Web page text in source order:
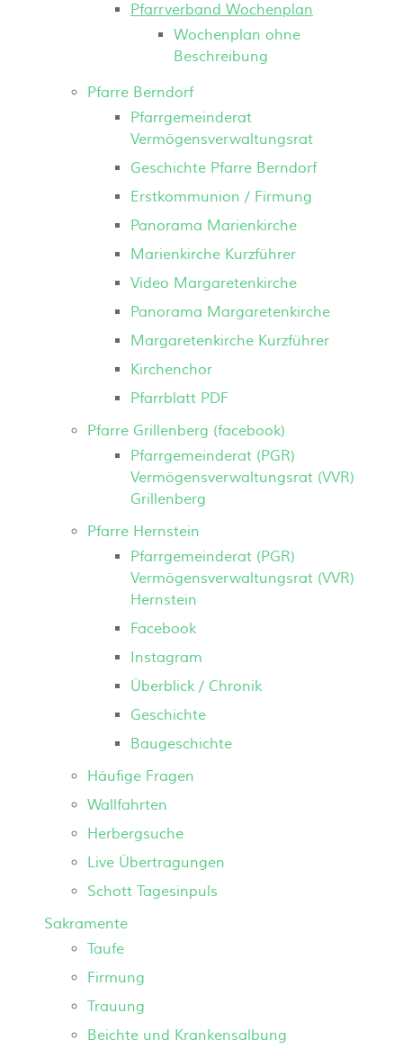
Pfarrverband Wochenplan
Wochenplan ohne
Beschreibung
Pfarre Berndorf
Pfarrgemeinderat
Vermögensverwaltungsrat
Geschichte Pfarre Berndorf
Erstkommunion / Firmung
Panorama Marienkirche
Marienkirche Kurzführer
Video Margaretenkirche
Panorama Margaretenkirche
Margaretenkirche Kurzführer
Kirchenchor
Pfarrblatt PDF
Pfarre Grillenberg (facebook)
Pfarrgemeinderat (PGR)
Vermögensverwaltungsrat (VVR)
Grillenberg
Pfarre Hernstein
Pfarrgemeinderat (PGR)
Vermögensverwaltungsrat (VVR)
Hernstein
Facebook
Instagram
Überblick / Chronik
Geschichte
Baugeschichte
Häufige Fragen
Wallfahrten
Herbergsuche
Live Übertragungen
Schott Tagesinpuls
Sakramente
Taufe
Firmung
Trauung
Beichte und Krankensalbung